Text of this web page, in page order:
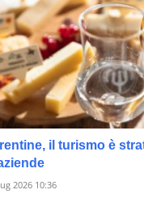
il turismo è
2026 10:36